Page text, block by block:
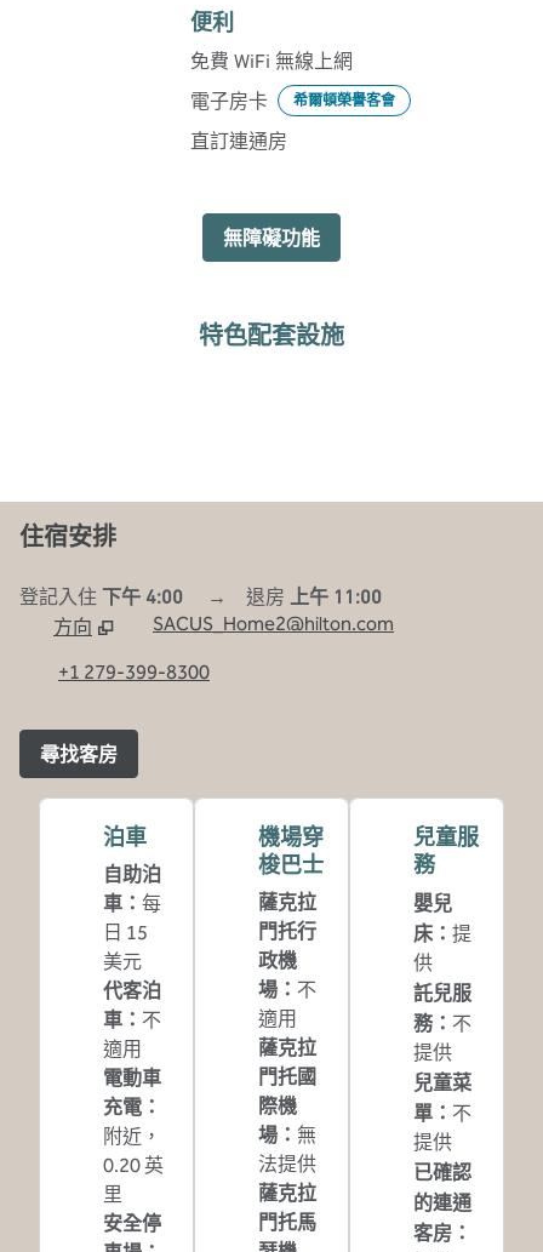
便利
免費 WiFi 無線上網
電子房卡
希爾頓榮譽客會
直訂連通房
無障礙功能
特色配套設施
健身中心
住宿安排
登記入住 下午 4:00 → 退房 上午 11:00
方向
開啟新分頁
SACUS_Home2@hilton.com
+1 279-399-8300
尋找客房
泊車
自助泊
車 ： 每
日 15
美元
代客泊
車 ： 不
適用
電動車
充電 ：
附近，
0.20 英
里
安全停
機場穿
梭巴士
薩克拉
門托行
政機
場 ： 不
適用
薩克拉
門托國
際機
場 ： 無
法提供
薩克拉
門托馬
兒童服
務
嬰兒
床 ： 提
供
託兒服
務 ： 不
提供
兒童菜
單 ： 不
提供
已確認
的連通
客房 ：